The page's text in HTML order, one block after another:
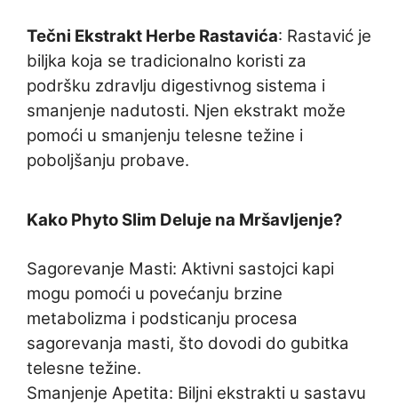
Tečni Ekstrakt Herbe Rastavića: Rastavić je
biljka koja se tradicionalno koristi za
podršku zdravlju digestivnog sistema i
smanjenje nadutosti. Njen ekstrakt može
pomoći u smanjenju telesne težine i
poboljšanju probave.
Kako Phyto Slim Deluje na Mršavljenje?
Sagorevanje Masti: Aktivni sastojci kapi
mogu pomoći u povećanju brzine
metabolizma i podsticanju procesa
sagorevanja masti, što dovodi do gubitka
telesne težine.
Smanjenje Apetita: Biljni ekstrakti u sastavu